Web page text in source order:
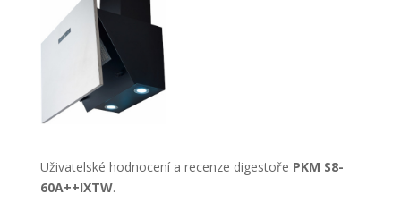
Uživatelské hodnocení a recenze digestoře PKM S8-
60A++IXTW.